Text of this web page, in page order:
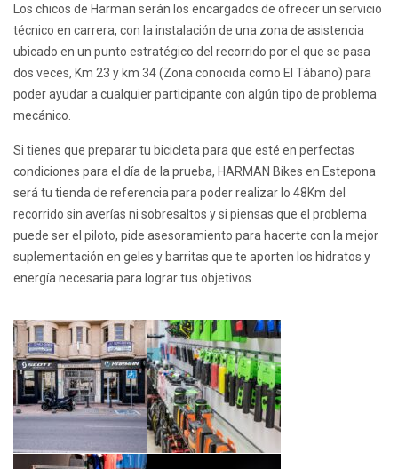
Los chicos de Harman serán los encargados de ofrecer un servicio
técnico en carrera, con la instalación de una zona de asistencia
ubicado en un punto estratégico del recorrido por el que se pasa
dos veces, Km 23 y km 34 (Zona conocida como El Tábano) para
poder ayudar a cualquier participante con algún tipo de problema
mecánico.
Si tienes que preparar tu bicicleta para que esté en perfectas
condiciones para el día de la prueba, HARMAN Bikes en Estepona
será tu tienda de referencia para poder realizar lo 48Km del
recorrido sin averías ni sobresaltos y si piensas que el problema
puede ser el piloto, pide asesoramiento para hacerte con la mejor
suplementación en geles y barritas que te aporten los hidratos y
energía necesaria para lograr tus objetivos.